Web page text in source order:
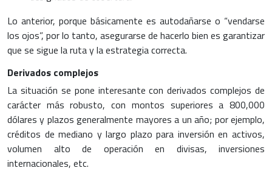
Lo anterior, porque básicamente es autodañarse o “vendarse
los ojos”, por lo tanto, asegurarse de hacerlo bien es garantizar
que se sigue la ruta y la estrategia correcta.
Derivados complejos
La situación se pone interesante con derivados complejos de
carácter más robusto, con montos superiores a 800,000
dólares y plazos generalmente mayores a un año; por ejemplo,
créditos de mediano y largo plazo para inversión en activos,
volumen alto de operación en divisas, inversiones
internacionales, etc.